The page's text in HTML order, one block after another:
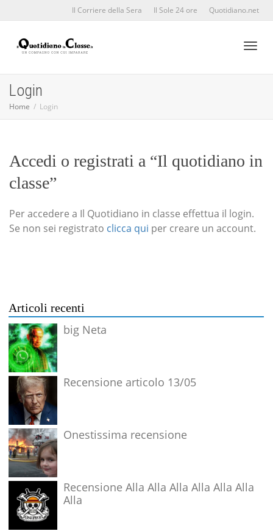
Il Corriere della Sera Il Sole 24 ore Quotidiano.net
Login
Home Login
Accedi o registrati a “Il quotidiano in
classe”
Per accedere a Il Quotidiano in classe effettua il login.
Se non sei registrato clicca qui per creare un account.
Articoli recenti
big Neta
Recensione articolo 13/05
Onestissima recensione
Recensione Alla Alla Alla Alla Alla Alla
Alla